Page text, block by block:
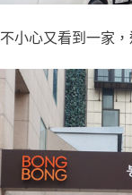
不小心又看到一家